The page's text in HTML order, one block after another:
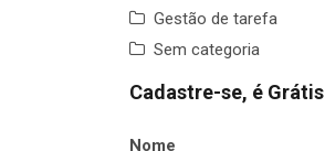
Gestão de tarefa
Sem categoria
Cadastre-se, é Grátis
Nome